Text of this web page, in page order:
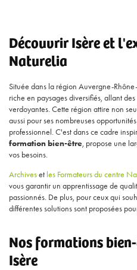
Découvrir Isère et
Naturelia
Située dans la région Auvergne-
riche en paysages diversifiés, allant
verdoyantes. Cette région attire non
aussi pour ses nombreuses
professionnel. C'est dans ce cadre
formation bien-être, propose une
vos besoins.
Archiveset les Formateurs du centre
vous garantir un apprentissage de
passionnés. De plus, pour ceux qui
différentes solutions sont proposées
Nos formations
Isère